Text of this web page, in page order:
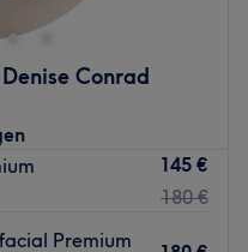
Conrad
145 €
180 €
Premium